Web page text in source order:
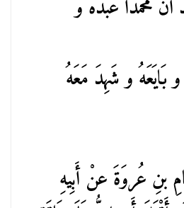
أَنَّ مُحَمَّداً عَبْدُهُ و
بَايَعَهُ و شَهِدَ مَعَهُ
عُروَةَ عنْ أَبِيهِ